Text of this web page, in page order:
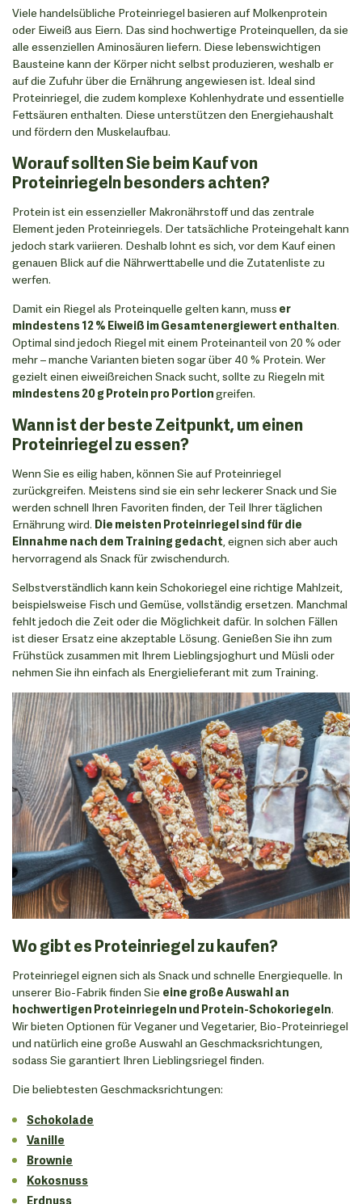
Viele handelsübliche Proteinriegel basieren auf Molkenprotein
oder Eiweiß aus Eiern. Das sind hochwertige Proteinquellen, da sie
alle essenziellen Aminosäuren liefern. Diese lebenswichtigen
Bausteine kann der Körper nicht selbst produzieren, weshalb er
auf die Zufuhr über die Ernährung angewiesen ist. Ideal sind
Proteinriegel, die zudem komplexe Kohlenhydrate und essentielle
Fettsäuren enthalten. Diese unterstützen den Energiehaushalt
und fördern den Muskelaufbau.
Worauf sollten Sie beim Kauf von
Proteinriegeln besonders achten?
Protein ist ein essenzieller Makronährstoff und das zentrale
Element jeden Proteinriegels. Der tatsächliche Proteingehalt kann
jedoch stark variieren. Deshalb lohnt es sich, vor dem Kauf einen
genauen Blick auf die Nährwerttabelle und die Zutatenliste zu
werfen.
Damit ein Riegel als Proteinquelle gelten kann, muss er
mindestens 12 % Eiweiß im Gesamtenergiewert enthalten.
Optimal sind jedoch Riegel mit einem Proteinanteil von 20 % oder
mehr – manche Varianten bieten sogar über 40 % Protein. Wer
gezielt einen eiweißreichen Snack sucht, sollte zu Riegeln mit
mindestens 20 g Protein pro Portiongreifen.
Wann ist der beste Zeitpunkt, um einen
Proteinriegel zu essen?
Wenn Sie es eilig haben, können Sie auf Proteinriegel
zurückgreifen. Meistens sind sie ein sehr leckerer Snack und Sie
werden schnell Ihren Favoriten finden, der Teil Ihrer täglichen
Ernährung wird. Die meisten Proteinriegel sind für die
Einnahme nach dem Training gedacht, eignen sich aber auch
hervorragend als Snack für zwischendurch.
Selbstverständlich kann kein Schokoriegel eine richtige Mahlzeit,
beispielsweise Fisch und Gemüse, vollständig ersetzen. Manchmal
fehlt jedoch die Zeit oder die Möglichkeit dafür. In solchen Fällen
ist dieser Ersatz eine akzeptable Lösung. Genießen Sie ihn zum
Frühstück zusammen mit Ihrem Lieblingsjoghurt und Müsli oder
nehmen Sie ihn einfach als Energielieferant mit zum Training.
Wo gibt es Proteinriegel zu kaufen?
Proteinriegel eignen sich als Snack und schnelle Energiequelle. In
unserer Bio-Fabrik finden Sie eine große Auswahl an
hochwertigen Proteinriegeln und Protein-Schokoriegeln.
Wir bieten Optionen für Veganer und Vegetarier, Bio-Proteinriegel
und natürlich eine große Auswahl an Geschmacksrichtungen,
sodass Sie garantiert Ihren Lieblingsriegel finden.
Die beliebtesten Geschmacksrichtungen:
Schokolade
Vanille
Brownie
Kokosnuss
Erdnuss